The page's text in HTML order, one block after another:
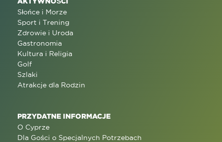
Słońce i Morze
Sport i Trening
Zdrowie i Uroda
Gastronomia
Kultura i Religia
Golf
Szlaki
Atrakcje dla Rodzin
PRZYDATNE INFORMACJE
O Cyprze
Dla Gości o Specjalnych Potrzebach